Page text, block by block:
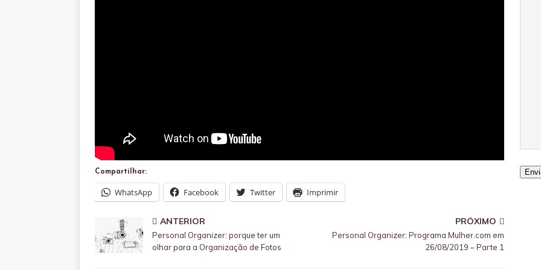
Compartilhar:
WhatsApp Facebook Twitter Imprimir
ANTERIOR
Personal Organizer: porque ter um
olhar para a Organização de Fotos
PRÓXIMO
Personal Organizer: Programa Mulher.com em
26/08/2019 – Parte 1